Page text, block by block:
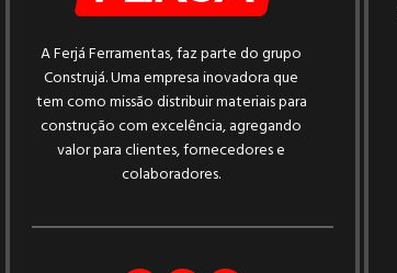
A Ferjá Ferramentas, faz parte do grupo
Construjá. Uma empresa inovadora que
tem como missão distribuir materiais para
construção com excelência, agregando
valor para clientes, fornecedores e
colaboradores.